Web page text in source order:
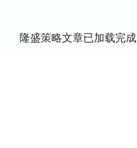
隆盛策略文章已加载完成